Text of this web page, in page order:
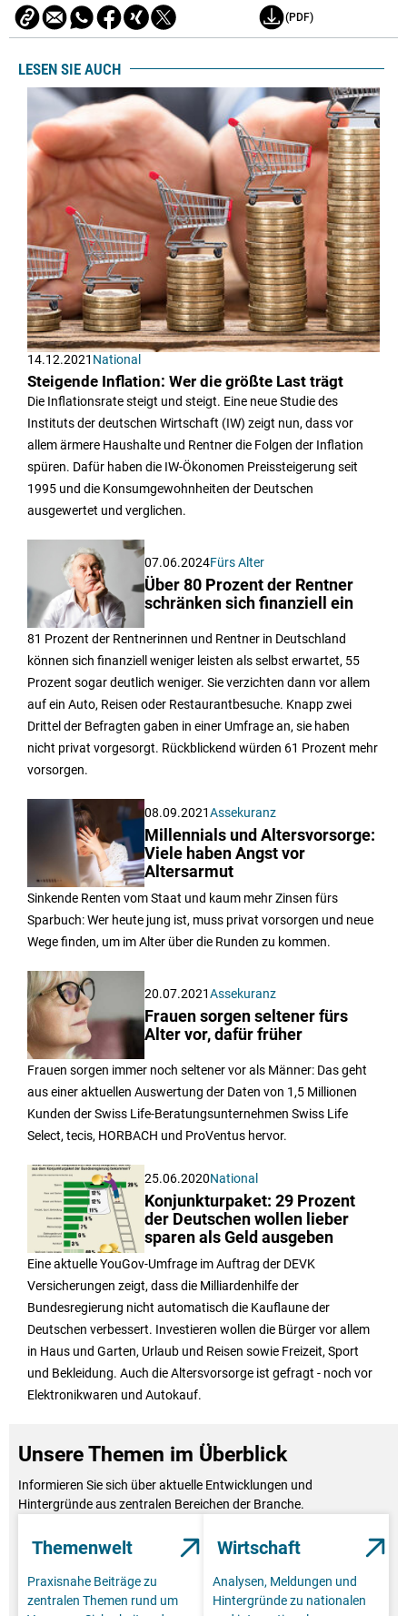
(PDF)
LESEN SIE AUCH
14.12.2021 National
Steigende Inflation: Wer die größte Last trägt
Die Inflationsrate steigt und steigt. Eine neue Studie des
Instituts der deutschen Wirtschaft (IW) zeigt nun, dass vor
allem ärmere Haushalte und Rentner die Folgen der Inflation
spüren. Dafür haben die IW-Ökonomen Preissteigerung seit
1995 und die Konsumgewohnheiten der Deutschen
ausgewertet und verglichen.
07.06.2024Fürs Alter
Über 80 Prozent der Rentner
schränken sich finanziell ein
81 Prozent der Rentnerinnen und Rentner in Deutschland
können sich finanziell weniger leisten als selbst erwartet, 55
Prozent sogar deutlich weniger. Sie verzichten dann vor allem
auf ein Auto, Reisen oder Restaurantbesuche. Knapp zwei
Drittel der Befragten gaben in einer Umfrage an, sie haben
nicht privat vorgesorgt. Rückblickend würden 61 Prozent mehr
vorsorgen.
08.09.2021Assekuranz
Millennials und Altersvorsorge:
Viele haben Angst vor
Altersarmut
Sinkende Renten vom Staat und kaum mehr Zinsen fürs
Sparbuch: Wer heute jung ist, muss privat vorsorgen und neue
Wege finden, um im Alter über die Runden zu kommen.
20.07.2021Assekuranz
Frauen sorgen seltener fürs
Alter vor, dafür früher
Frauen sorgen immer noch seltener vor als Männer: Das geht
aus einer aktuellen Auswertung der Daten von 1,5 Millionen
Kunden der Swiss Life-Beratungsunternehmen Swiss Life
Select, tecis, HORBACH und ProVentus hervor.
25.06.2020National
Konjunkturpaket: 29 Prozent
der Deutschen wollen lieber
sparen als Geld ausgeben
Eine aktuelle YouGov-Umfrage im Auftrag der DEVK
Versicherungen zeigt, dass die Milliardenhilfe der
Bundesregierung nicht automatisch die Kauflaune der
Deutschen verbessert. Investieren wollen die Bürger vor allem
in Haus und Garten, Urlaub und Reisen sowie Freizeit, Sport
und Bekleidung. Auch die Altersvorsorge ist gefragt - noch vor
Elektronikwaren und Autokauf.
Unsere Themen im Überblick
Informieren Sie sich über aktuelle Entwicklungen und
Hintergründe aus zentralen Bereichen der Branche.
Themenwelt
Praxisnahe Beiträge zu
zentralen Themen rund um
Wirtschaft
Analysen, Meldungen und
Hintergründe zu nationalen